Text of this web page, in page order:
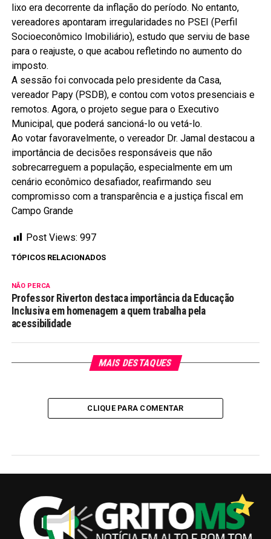
lixo era decorrente da inflação do período. No entanto,
vereadores apontaram irregularidades no PSEI (Perfil
Socioeconômico Imobiliário), estudo que serviu de base
para o reajuste, o que acabou refletindo no aumento do
imposto.
A sessão foi convocada pelo presidente da Casa,
vereador Papy (PSDB), e contou com votos presenciais e
remotos. Agora, o projeto segue para o Executivo
Municipal, que poderá sancioná-lo ou vetá-lo.
Ao votar favoravelmente, o vereador Dr. Jamal destacou a
importância de decisões responsáveis que não
sobrecarreguem a população, especialmente em um
cenário econômico desafiador, reafirmando seu
compromisso com a transparência e a justiça fiscal em
Campo Grande
Post Views: 997
TÓPICOS RELACIONADOS
NÃO PERCA
Professor Riverton destaca importância da Educação
Inclusiva em homenagem a quem trabalha pela
acessibilidade
MAIS DESTAQUES
CLIQUE PARA COMENTAR